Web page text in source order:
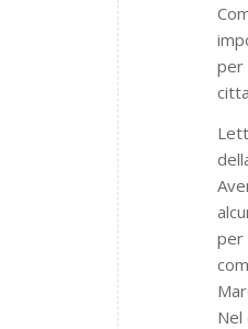
per
per
Nel